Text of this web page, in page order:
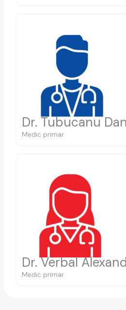
Dr. Tubucanu
Medic primar
Dr. Verbal
Medic primar